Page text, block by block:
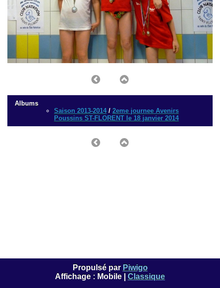
Albums
Saison 2013-2014 / 2eme journee Avenirs
Poussins ST-FLORENT le 18 janvier 2014
Propulsé par Piwigo
Affichage : Mobile Classique